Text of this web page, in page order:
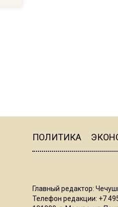
ПОЛИТИКА
Главный редактор:
Телефон редакции: +7